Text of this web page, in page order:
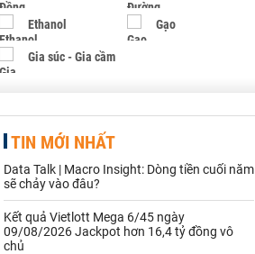
Ethanol Gạo
Gia súc - Gia cầm
Hạt điều
Khí đốt
Kim loại khác Mắc ca
TIN MỚI NHẤT
Data Talk | Macro Insight: Dòng tiền cuối năm
sẽ chảy vào đâu?
Kết quả Vietlott Mega 6/45 ngày
09/08/2026 Jackpot hơn 16,4 tỷ đồng vô
chủ